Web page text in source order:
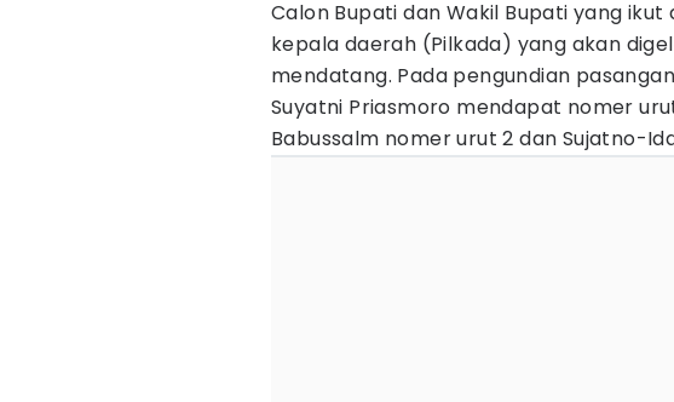
Calon Bupati dan Wakil Bupati yang
kepala daerah (Pilkada) yang akan
mendatang. Pada pengundian
Suyatni Priasmoro mendapat nomer
Babussalm nomer urut 2 dan Sujatno-